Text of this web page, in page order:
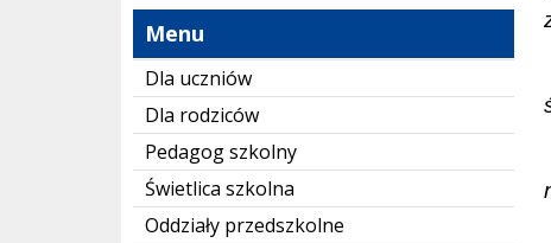
Menu
Dla uczniów
Dla rodziców
Pedagog szkolny
Świetlica szkolna
Oddziały przedszkolne